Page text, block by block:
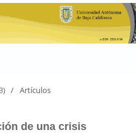
/ Artículos
de una crisis